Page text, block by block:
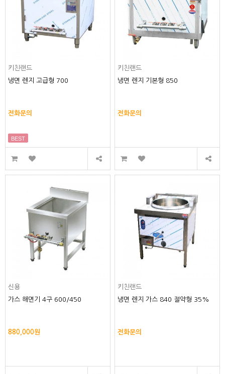
키친랜드
냉면 렌지 고급형 700
전화문의
BEST
키친랜드
냉면 렌지 기본형 850
전화문의
신용
가스 해면기 4구 600/450
880,000원
키친랜드
냉면 렌지 가스 840 절약형 35%
전화문의